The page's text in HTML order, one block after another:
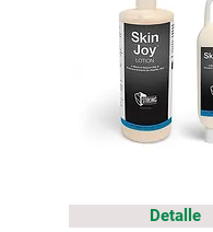
Detalle